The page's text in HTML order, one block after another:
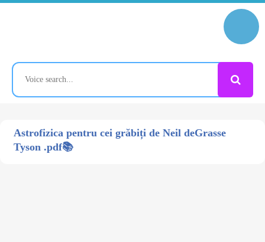
Astrofizica pentru cei grăbiți de Neil deGrasse
Tyson .pdf📚